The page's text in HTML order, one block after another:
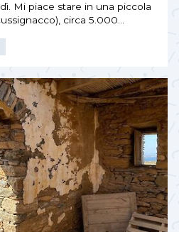
Mi piace stare in una piccola
circa 5.000…